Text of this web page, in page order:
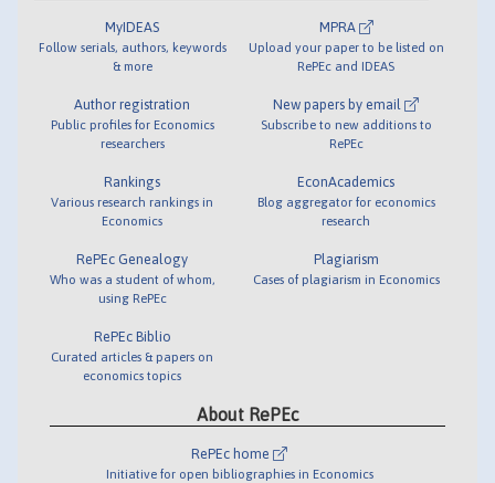
MyIDEAS
Follow serials, authors, keywords
& more
Author registration
Public profiles for Economics
researchers
Rankings
Various research rankings in
Economics
RePEc Genealogy
Who was a student of whom,
using RePEc
RePEc Biblio
Curated articles & papers on
economics topics
MPRA
Upload your paper to be listed on
RePEc and IDEAS
New papers by email
Subscribe to new additions to
RePEc
EconAcademics
Blog aggregator for economics
research
Plagiarism
Cases of plagiarism in Economics
About RePEc
RePEc home
Initiative for open bibliographies in Economics